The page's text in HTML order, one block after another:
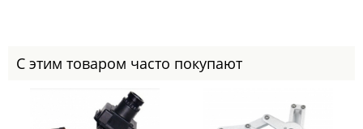
С этим товаром часто покупают